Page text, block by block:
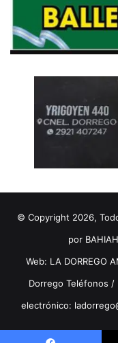
© Copyright 2026,
por
Web: LA DORREGO
Dorrego Teléfonos /
electrónico: